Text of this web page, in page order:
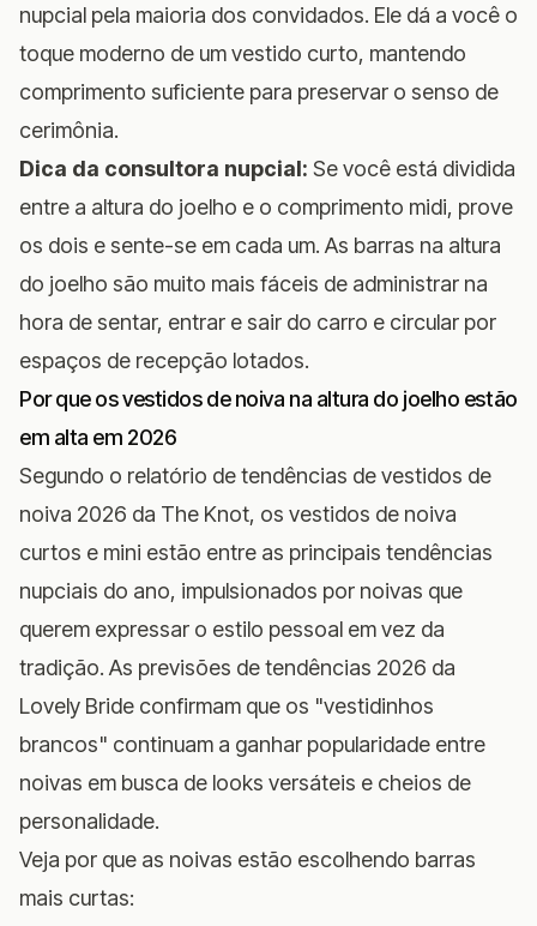
nupcial pela maioria dos convidados. Ele dá a você o
toque moderno de um vestido curto, mantendo
comprimento suficiente para preservar o senso de
cerimônia.
Dica da consultora nupcial: Se você está dividida
entre a altura do joelho e o comprimento midi, prove
os dois e sente-se em cada um. As barras na altura
do joelho são muito mais fáceis de administrar na
hora de sentar, entrar e sair do carro e circular por
espaços de recepção lotados.
Por que os vestidos de noiva na altura do joelho estão
em alta em 2026
Segundo o relatório de tendências de vestidos de
noiva 2026 da The Knot, os vestidos de noiva
curtos e mini estão entre as principais tendências
nupciais do ano, impulsionados por noivas que
querem expressar o estilo pessoal em vez da
tradição. As previsões de tendências 2026 da
Lovely Bride confirmam que os "vestidinhos
brancos" continuam a ganhar popularidade entre
noivas em busca de looks versáteis e cheios de
personalidade.
Veja por que as noivas estão escolhendo barras
mais curtas: